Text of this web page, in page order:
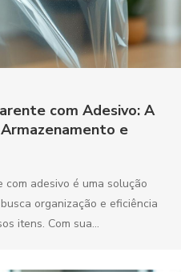
com Adesivo: A
e
adesivo é uma solução
organização e eficiência
itens. Com sua...